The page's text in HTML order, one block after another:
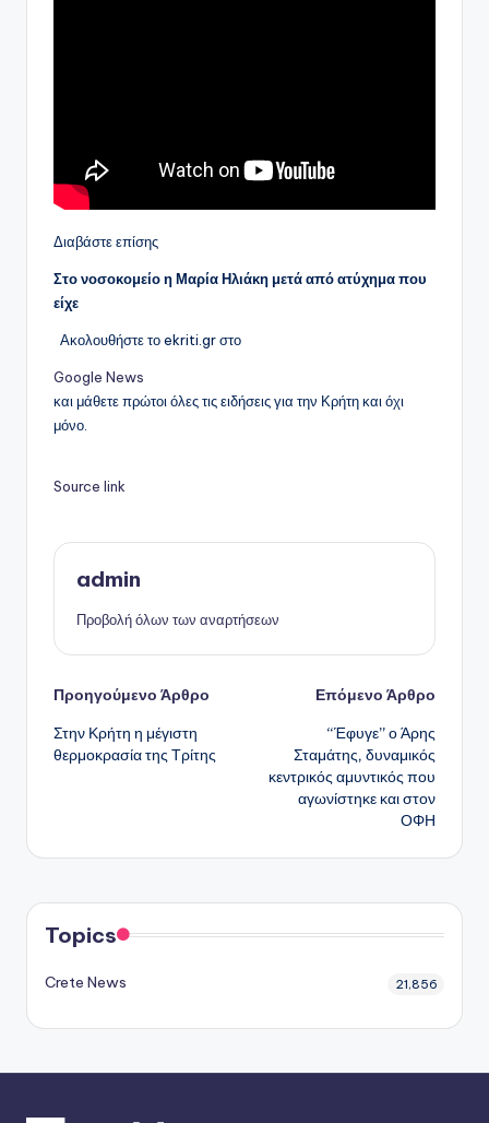
Διαβάστε επίσης
Στο νοσοκομείο η Μαρία Ηλιάκη μετά από ατύχημα που
είχε
Ακολουθήστε το ekriti.gr στο
Google News
και μάθετε πρώτοι όλες τις ειδήσεις για την Κρήτη και όχι
μόνο.
Source link
admin
Προβολή όλων των αναρτήσεων
Πλοήγηση
δημοσιεύσεων
Προηγούμενο Άρθρο
Στην Κρήτη η μέγιστη
θερμοκρασία της Τρίτης
Επόμενο Άρθρο
“Έφυγε” ο Άρης
Σταμάτης, δυναμικός
κεντρικός αμυντικός που
αγωνίστηκε και στον
ΟΦΗ
Topics
Crete News 21,856